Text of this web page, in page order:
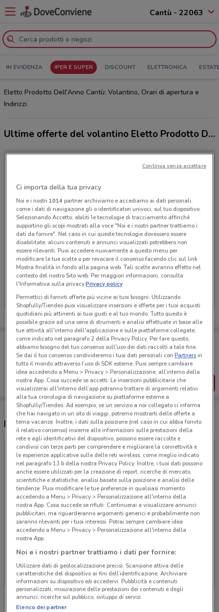
Cantù - 22063
IN EVIDENZA IPER E SUPER DISCOUNT ELETTRONICA
Eletto Prodotto Dell'Anno Cantù: Volantino, Orari di apertura e
Indirizzi
Ultime offerte del volantino Eletto Prodotto Dell'Anno
Ci dispiace, al momento non abbiamo pubblicato
volantini nella tua zona. Riprova più tardi.
Porta DoveConviene sempre con te!
Puoi trovare le migliori offerte dei negozi vicino a te,
salvarle e creare la tua lista del risparmio, comodamente
dal tuo cellulare.
SCARICA L’APP
Negozi Eletto Prodotto Dell'Anno a Cantù
Non ci sono negozi nelle vicinanze
Ci importa della tua privacy
Noi e i nostri 1014partner archiviamo e accediamo ai dati personali,
come i dati di navigazione gli o identificatori univoci, sul tuo dispositivo.
Selezionando Accetto, abiliti le tecnologie di tracciamento affinché
supportino gli scopi mostrati alla voce "Noi e i nostri partner trattiamo i
dati da fornire". Nel caso in cui queste tecnologie dovessero essere
disabilitate, alcuni contenuti e annunci visualizzati potrebbero non
essere rilevanti. Puoi accedere nuovamente a questo menu per
modificare le tue scelte o per revocare il consenso facendo clic sul link
Mostra finalità in fondo alla pagina web. Tali scelte avranno effetto nel
contesto del nostro Sito web. Per maggiori informazioni, consulta
l'Informativa sulla privacy.Privacy policy
Permettici di fornirti offerte più vicine ai tuoi bisogni: Utilizzando
Shopfully/Tiendeo puoi visualizzare inserzioni e offerte per i tuoi acquisti
quotidiani più attinenti ai tuoi gusti e al tuo mondo. Tutto questo è
possibile grazie ad una serie di strumenti e analisi effettuate in base alle
tue attività all'interno dell'applicazione e sulle piattaforme collegate,
come indicato nel paragrafo 2 della Privacy Policy. Per fare questo,
abbiamo bisogno del tuo consenso sull'uso dei dati raccolti a tale fine.
Se dai il tuo consenso condivideremo i tuoi dati personali conPartnersin
tutto il mondo attraverso l’uso di SDK esterne. Puoi sempre cambiare
idea accedendo a Menu > Privacy > Personalizzazione, all’interno della
nostra App. Cosa succede se accetti: Le inserzioni pubblicitarie che
visualizzerai all'interno dell’app potranno trattare di argomenti relativi
alla tua cronologia di navigazione su piattaforme esterne a
Shopfully/Tiendeo. Ad esempio, se un servizio a noi collegato ci informa
che hai navigato in un sito di viaggi, potremo mostrarti delle offerte a
tema vacanze. Inoltre, i dati sulla posizione (nel caso in cui abbia fornito
il relativo consenso) insieme alle informazioni sulle prestazioni della
rete e agli identificativi del dispositivo, possono essere raccolte e
condivisi con terze parti per comprendere e migliorare la connettività e
le esperienze applicative sulle delle reti wireless, come meglio indicato
nel paragrafo 13.b della nostra Privacy Policy. Inoltre, i tuoi dati possono
anche essere utilizzati per la creazione di report, ricerche di mercato,
scientifiche e statistiche, analisi basate sulla posizione e analisi delle
tendenze. Puoi modificare le tue preferenze in qualsiasi momento
accedendo a Menu > Privacy > Personalizzazione all'interno della
nostra App. Cosa succede se rifiuti: Continuerai a visualizzare annunci
pubblicitari, ma riguarderanno argomenti generici e probabilmente non
saranno rilevanti per i tuoi interessi. Potrai sempre cambiare idea
accedendo a Menu > Privacy > Personalizzazione all'interno della
nostra App.
Noi e i nostri partner trattiamo i dati per fornire:
Utilizzare dati di geolocalizzazione precisi. Scansione attiva delle
caratteristiche del dispositivo ai fini dell’identificazione. Archiviare
informazioni su dispositivo e/o accedervi. Pubblicità e contenuti
personalizzati, misurazione delle prestazioni dei contenuti e degli
annunci, ricerche sul pubblico, sviluppo di servizi.
Elenco dei partner
Continua senza accettare